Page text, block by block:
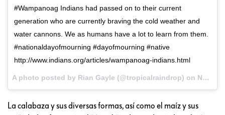
#Wampanoag Indians had passed on to their current
generation who are currently braving the cold weather and
water cannons. We as humans have a lot to learn from them.
#nationaldayofmourning #dayofmourning #native
http://www.indians.org/articles/wampanoag-indians.html
A photo posted by Rian Gayle (@tropicalraindrop) on Nov 24, 2016 at 12:21am PST
La calabaza y sus diversas formas, así como el maíz y sus